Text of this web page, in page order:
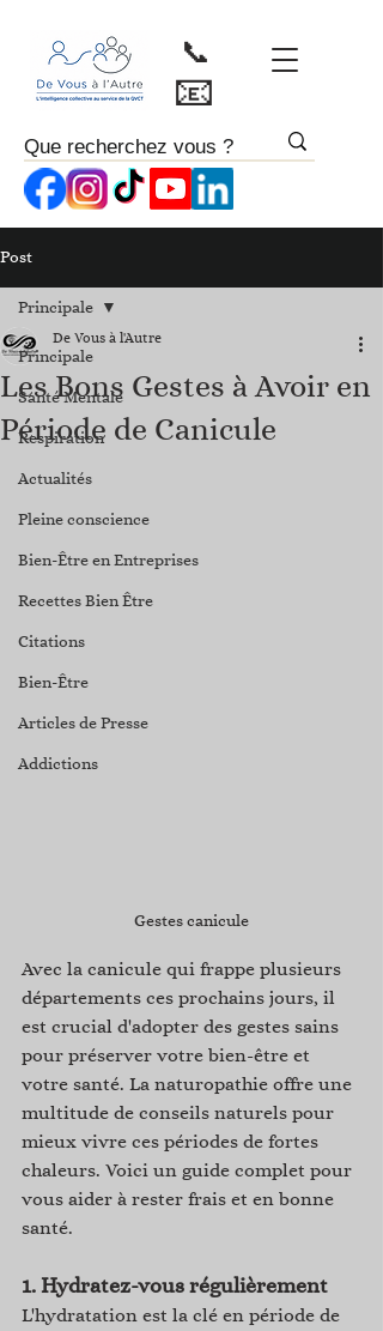
📧
📞
Post
Principale
Santé Mentale
Respiration
Actualités
Pleine conscience
Bien-Être en Entreprises
Recettes Bien Être
Citations
Bien-Être
Articles de Presse
Addictions
Principale
Les Bons Gestes à Avoir en
Période de Canicule
De Vous à l'Autre
Gestes canicule
Avec la canicule qui frappe plusieurs
départements ces prochains jours, il
est crucial d'adopter des gestes sains
pour préserver votre bien-être et
votre santé. La naturopathie offre une
multitude de conseils naturels pour
mieux vivre ces périodes de fortes
chaleurs. Voici un guide complet pour
vous aider à rester frais et en bonne
santé.
1. Hydratez-vous régulièrement
L'hydratation est la clé en période de